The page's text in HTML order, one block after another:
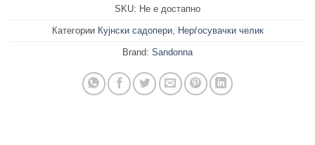
SKU: Не е достапно
Категории Кујнски садопери, Нерѓосувачки челик
Brand: Sandonna